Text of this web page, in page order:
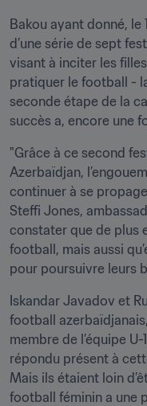
Bakou ayant donné, le
d’une série de sept
visant à inciter les
pratiquer le football -
seconde étape de la
succès a, encore une
"Grâce à ce second
Azerbaïdjan,
continuer à se
Steffi Jones,
constater que de plus
football, mais aussi
pour poursuivre leurs
Iskandar Javadov et
football
membre de l’équipe
répondu présent à
Mais ils étaient loin
football féminin a une